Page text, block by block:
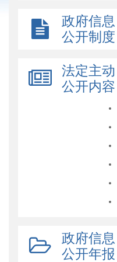
政府信息
公开制度
法定主动
公开内容
政府信息
公开年报